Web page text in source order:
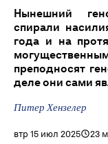
Нынешний
спирали
года и на
преподносят
деле они сами
Питер Хензелер
втр 15 июл 2025 23